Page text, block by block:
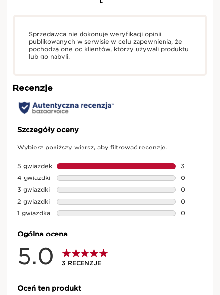
Sprzedawca nie dokonuje weryfikacji opinii
publikowanych w serwisie w celu zapewnienia, że
pochodzą one od klientów, którzy używali produktu
lub go nabyli.